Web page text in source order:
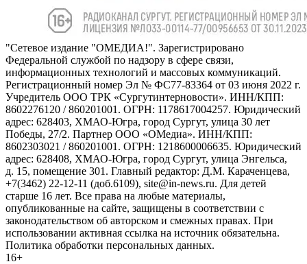
"Сетевое издание "ОМЕДИА!". Зарегистрировано
Федеральной службой по надзору в сфере связи,
информационных технологий и массовых коммуникаций.
Регистрационный номер Эл № ФС77-83364 от 03 июня 2022 г.
Учредитель ООО ТРК «Сургутинтерновости». ИНН/КПП:
8602276120 / 860201001. ОГРН: 1178617004257. Юридический
адрес: 628403, ХМАО-Югра, город Сургут, улица 30 лет
Победы, 27/2. Партнер ООО «ОМедиа». ИНН/КПП:
8602303021 / 860201001. ОГРН: 1218600006635. Юридический
адрес: 628408, ХМАО-Югра, город Сургут, улица Энгельса,
д. 15, помещение 301. Главный редактор: Д.М. Караченцева,
+7(3462) 22-12-11 (доб.6109), site@in-news.ru. Для детей
старше 16 лет. Все права на любые материалы,
опубликованные на сайте, защищены в соответствии с
законодательством об авторском и смежных правах. При
использовании активная ссылка на источник обязательна.
Политика обработки персональных данных.
16+